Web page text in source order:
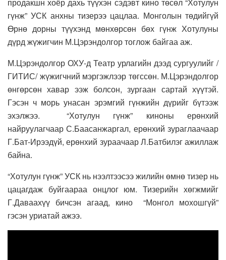
гүнж” УСК анхны тизерээ цацлаа. Монголын төдийгүй
Өрнө дорны түүхэнд мөнхөрсөн бөх гүнж Хотулуны
дүрд жүжигчин М.Цэрэндолгор тоглож байгаа аж.
М.Цэрэндолгор ОХУ-д Театр урлагийн дээд сургуулийг /
ГИТИС/ жүжигчний мэргэжлээр төгссөн. М.Цэрэндолгор
өнгөрсөн хавар ээж болсон, зургаан сартай хүүтэй.
Гэсэн ч морь унасан эрэмгий гүнжийн дүрийг бүтээж
эхэлжээ. “Хотулун гүнж” киноны ерөнхий
найруулагчаар С.Баасанжаргал, ерөнхий зураглаачаар
Г.Бат-Ирээдүй, ерөнхий зураачаар Л.Батбилэг ажиллаж
байна.
“Хотулун гүнж” УСК нь нээлтээсээ жилийн өмнө тизер нь
цацагдаж буйгаараа онцлог юм. Тизерийн хөгжмийг
Г.Даваахүү бичсэн агаад, кино “Монгол мохошгүй”
гэсэн уриатай ажээ.